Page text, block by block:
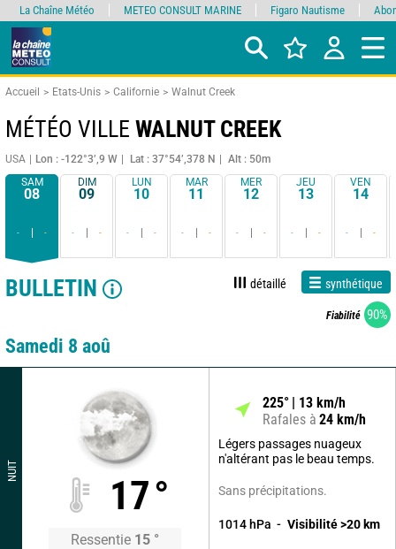
Accueil Etats-Unis Californie Walnut Creek
MÉTÉO VILLE WALNUT CREEK
USA Lon : -122°3’,9 W Lat : 37°54’,378 N
Alt : 50m
SAM
08
- -
DIM
09
- -
LUN
10
- -
MAR
11
- -
MER
12
- -
JEU
13
- -
VEN
14
- -
BULLETIN détaillé synthétique
Fiabilité 90%
Samedi 8 aoû
NUIT
17°
Ressentie 15 °
225° 13 km/h
Rafales à 24 km/h
Légers passages nuageux
n'altérant pas le beau temps.
Sans précipitations.
1014 hPa Visibilité >20 km
La Chaîne Météo METEO CONSULT MARINE Figaro Nautisme